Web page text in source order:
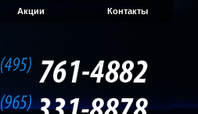
Акции Контакты